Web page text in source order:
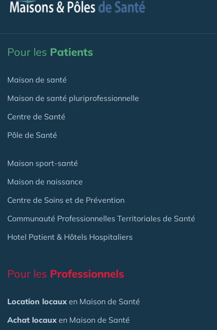
Pour les Patients
Maison de santé
Maison de santé pluriprofessionnelle
Centre de Santé
Pôle de Santé
Maison sport-santé
Maison de naissance
Centre de Soins et de Prévention
Communauté Professionnelles Territoriales de Santé
Hotel Patient & Hôtels Hospitaliers
Pour les Professionnels
Location locaux en Maison de Santé
Achat locaux en Maison de Santé